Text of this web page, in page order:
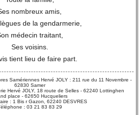
nombreux amis,
de la gendarmerie,
médecin traitant,
Ses voisins.
tient lieu de faire part.
Samériennes Hervé JOLY : 211 rue du 11 Novembre -
62830 Samer
Hervé JOLY, 18 route de Selles - 62240 Lottinghen
place - 62650 Hucqueliers
: 1 Bis r Gazon, 62240 DESVRES
: 03 21 83 83 29